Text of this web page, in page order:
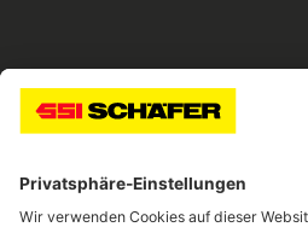
SSI facebookSSI youtubeSSI linkedin